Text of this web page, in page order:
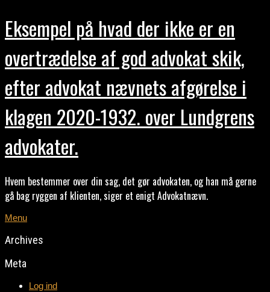
Eksempel på hvad der ikke er en
overtrædelse af god advokat skik,
efter advokat nævnets afgørelse i
klagen 2020-1932. over Lundgrens
advokater.
Hvem bestemmer over din sag, det gør advokaten, og han må gerne
gå bag ryggen af klienten, siger et enigt Advokatnævn.
Menu
Archives
Meta
Log ind